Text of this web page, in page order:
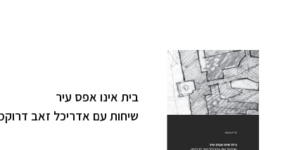
בית אינו אפס עיר
שיחות עם אדריכל זאב